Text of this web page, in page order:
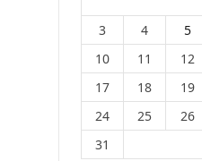
3
4 5
10
11 12
17
18 19
24
25 26
31